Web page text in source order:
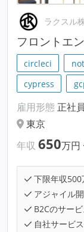
ラクスル
フロントエ
circleci
cypress
雇用形態 正社員
東京
年収 650万円
下限年収500
アジャイル
B2Cのサー
自社サービ